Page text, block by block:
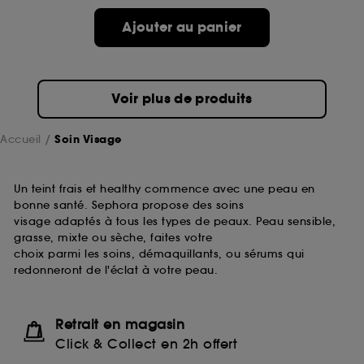
Ajouter au panier
Voir plus de produits
Accueil Soin Visage
Un teint frais et healthy commence avec une peau en
bonne santé. Sephora propose des soins
visage adaptés à tous les types de peaux. Peau sensible,
grasse, mixte ou sèche, faites votre
choix parmi les soins, démaquillants, ou sérums qui
redonneront de l'éclat à votre peau.
Retrait en magasin
Click & Collect en 2h offert
pouvez personnaliser vos choix concernant le dépôt
de ces cookies grâce au bouton "personnaliser mes
choix" ci-dessous ou décider de "tout accepter".
Sephora pourra associer les informations de
collectées ou générées lors de votre activité en ligne
ou en magasin. Pour refuser tous les cookies, cliques
sur "continuer sans accepter". Voous pouvez à tout
moment choisir de retirer votrte consentement. Si vous
souhaitez obtenir plus d'information sur les cookies
utilisés, cliquezici.